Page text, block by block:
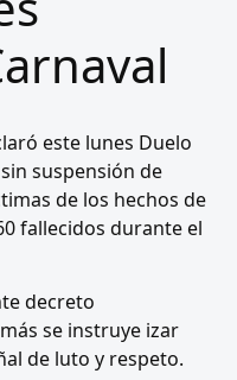
este lunes Duelo
suspensión de
de los hechos de
fallecidos durante el
decreto
se instruye izar
de luto y respeto.